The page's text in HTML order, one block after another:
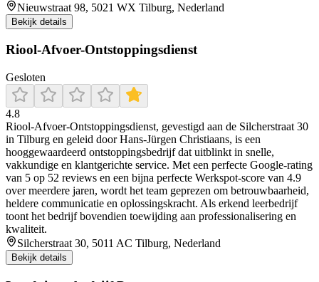
Nieuwstraat 98, 5021 WX Tilburg, Nederland
Bekijk details
Riool-Afvoer-Ontstoppingsdienst
Gesloten
4.8
Riool‑Afvoer‑Ontstoppingsdienst, gevestigd aan de Silcherstraat 30
in Tilburg en geleid door Hans‑Jürgen Christiaans, is een
hooggewaardeerd ontstoppingsbedrijf dat uitblinkt in snelle,
vakkundige en klantgerichte service. Met een perfecte Google‑rating
van 5 op 52 reviews en een bijna perfecte Werkspot‑score van 4.9
over meerdere jaren, wordt het team geprezen om betrouwbaarheid,
heldere communicatie en oplossingskracht. Als erkend leerbedrijf
toont het bedrijf bovendien toewijding aan professionalisering en
kwaliteit.
Silcherstraat 30, 5011 AC Tilburg, Nederland
Bekijk details